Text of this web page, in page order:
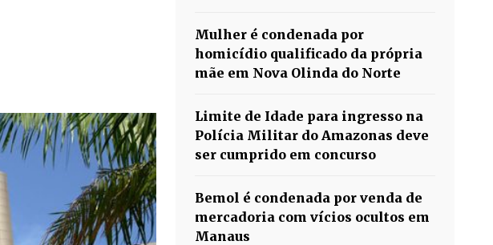
Mulher é condenada por
homicídio qualificado da própria
mãe em Nova Olinda do Norte
Limite de Idade para ingresso na
Polícia Militar do Amazonas deve
ser cumprido em concurso
Bemol é condenada por venda de
mercadoria com vícios ocultos em
Manaus